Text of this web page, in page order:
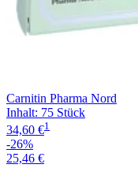
Carnitin Pharma Nord
Inhalt: 75 Stück
34,60 €1
-26%
25,46 €